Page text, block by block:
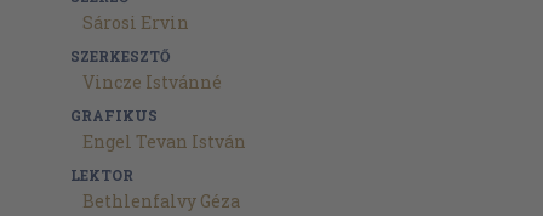
Sárosi Ervin
SZERKESZTŐ
Vincze Istvánné
GRAFIKUS
Engel Tevan István
LEKTOR
Bethlenfalvy Géza